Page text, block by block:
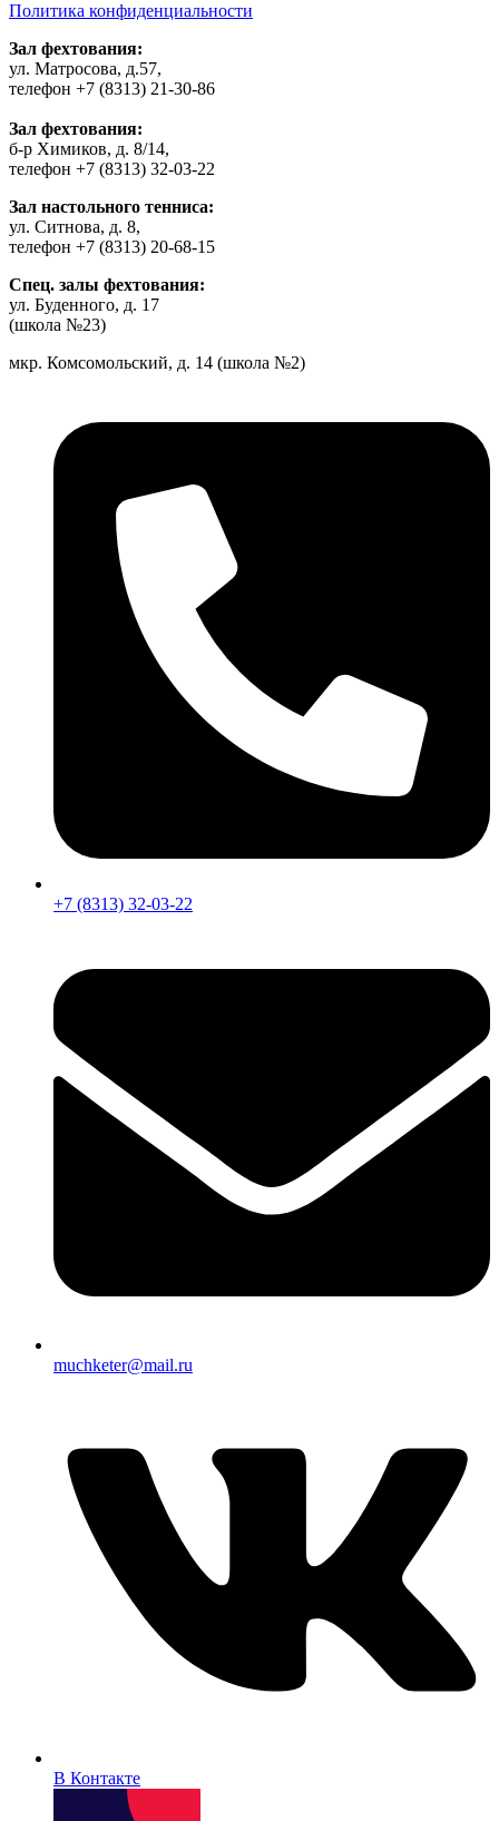
Политика конфиденциальности
Зал фехтования:
ул. Матросова, д.57,
телефон +7 (8313) 21-30-86
Зал фехтования:
б-р Химиков, д. 8/14,
телефон +7 (8313) 32-03-22
Зал настольного тенниса:
ул. Ситнова, д. 8,
телефон +7 (8313) 20-68-15
Спец. залы фехтования:
ул. Буденного, д. 17
(школа №23)
мкр. Комсомольский, д. 14 (школа №2)
+7 (8313) 32-03-22
muchketer@mail.ru
В Контакте